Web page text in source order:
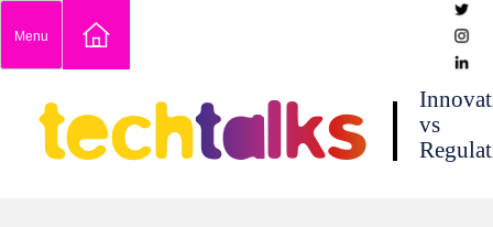
content
Menu
techtalks
vs